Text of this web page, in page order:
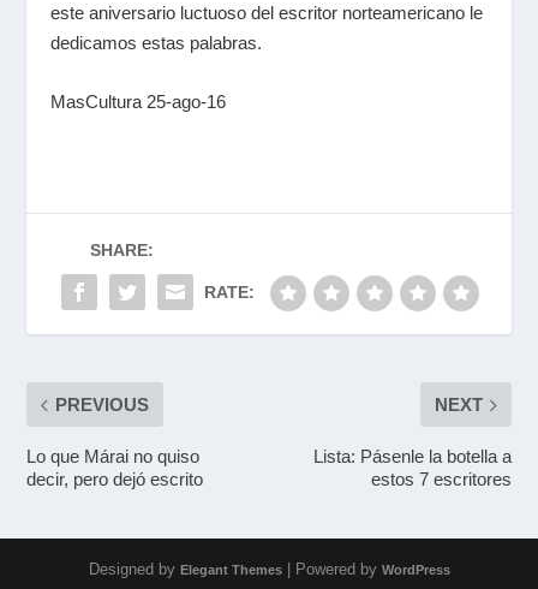
este aniversario luctuoso del escritor norteamericano le
dedicamos estas palabras.
MasCultura 25-ago-16
SHARE:
RATE:
PREVIOUS
Lo que Márai no quiso
decir, pero dejó escrito
NEXT
Lista: Pásenle la botella a
estos 7 escritores
Designed by Elegant Themes| Powered by WordPress